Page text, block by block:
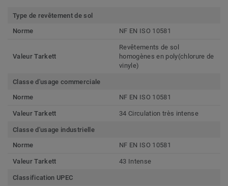
Type de revêtement de sol
Norme
NF EN ISO 10581
Valeur Tarkett
Revêtements de sol
homogènes en poly(chlorure de
vinyle)
Classe d'usage commerciale
Norme
NF EN ISO 10581
Valeur Tarkett 34 Circulation très intense
Classe d'usage industrielle
Norme
NF EN ISO 10581
Valeur Tarkett 43 Intense
Classification UPEC